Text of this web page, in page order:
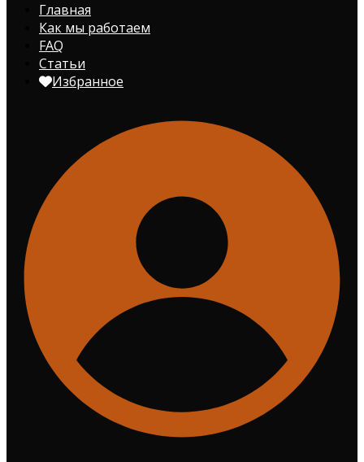
Главная
Как мы работаем
FAQ
Статьи
Избранное